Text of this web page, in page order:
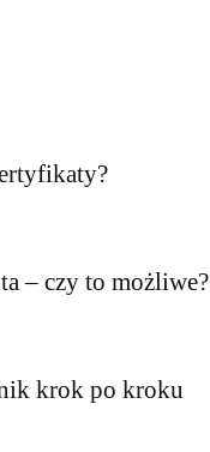
– czy to możliwe?
krok po kroku